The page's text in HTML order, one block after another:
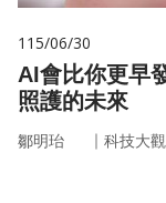
115/06/30
AI會比你更早
照護的未來
鄒明珆 ｜ 科技大